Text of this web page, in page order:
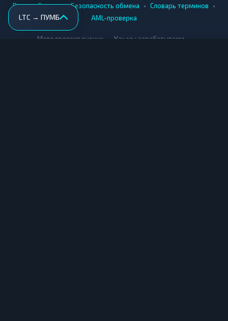
LTC → ПУМБ
Вики • Города • Безопасность обмена • Словарь терминов •
AML-проверка
Методология оценки Как мы зарабатываем